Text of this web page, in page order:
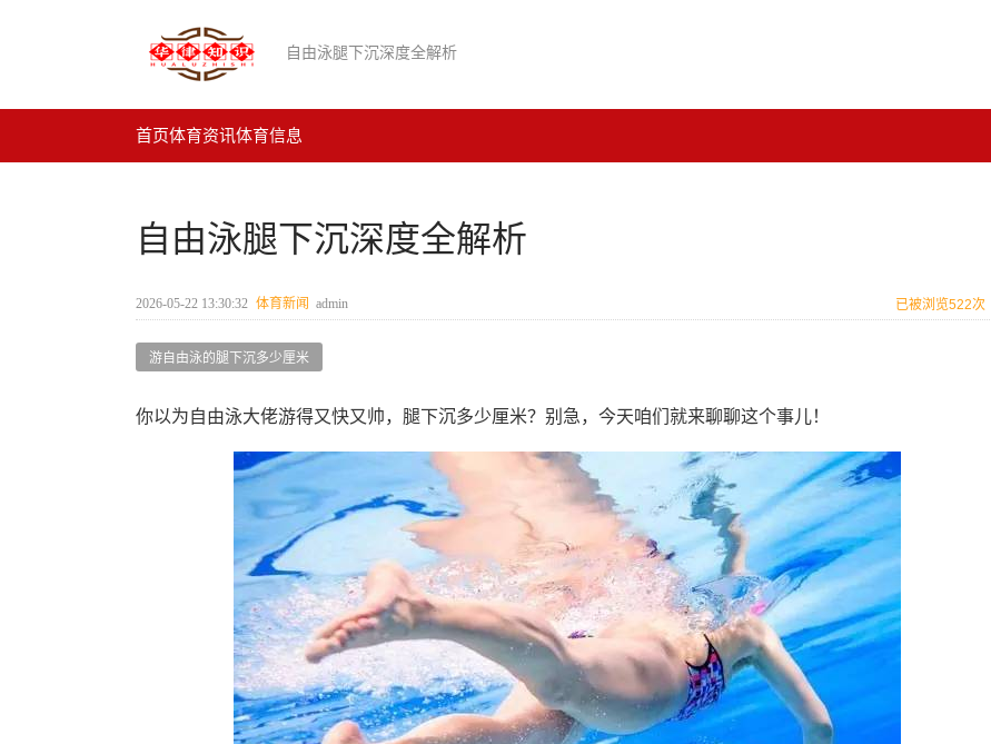
自由泳腿下沉深度全解析
首页体育资讯体育信息
自由泳腿下沉深度全解析
2026-05-22 13:30:32 体育新闻 admin 已被浏览522次
游自由泳的腿下沉多少厘米
你以为自由泳大佬游得又快又帅，腿下沉多少厘米？别急，今天咱们就来聊聊这个事儿！